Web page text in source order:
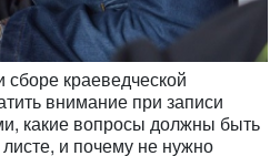
краеведческой
внимание при записи
какие вопросы должны быть
и почему не нужно